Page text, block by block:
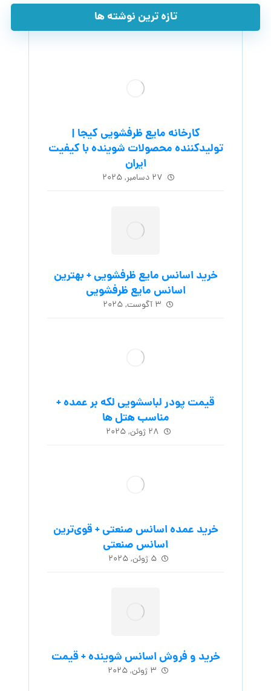
تازه ترین نوشته ها
کارخانه مایع ظرفشویی کیجا |
تولیدکننده محصولات شوینده با کیفیت
ایران
۲۷ دسامبر, ۲۰۲۵
خرید اسانس مایع ظرفشویی + بهترین
اسانس مایع ظرفشویی
۳ آگوست, ۲۰۲۵
قیمت پودر لباسشویی لکه بر عمده +
مناسب هتل ها
۲۸ ژوئن, ۲۰۲۵
خرید عمده اسانس صنعتی + قوی‌ترین
اسانس‌ صنعتی
۵ ژوئن, ۲۰۲۵
خرید و فروش اسانس شوینده + قیمت
۳ ژوئن, ۲۰۲۵